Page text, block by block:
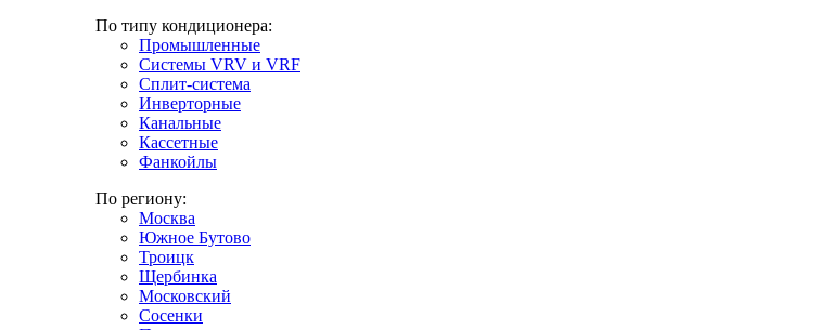
По типу кондиционера:
Промышленные
Системы VRV и VRF
Сплит-система
Инверторные
Канальные
Кассетные
Фанкойлы
По региону:
Москва
Южное Бутово
Троицк
Щербинка
Московский
Сосенки